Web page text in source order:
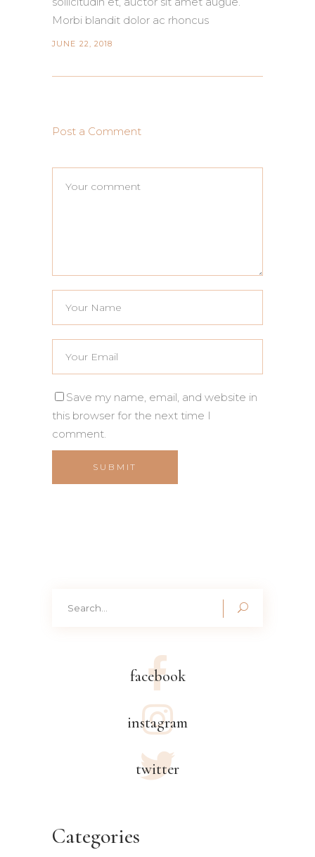
Morbi blandit dolor ac rhoncus
JUNE 22, 2018
Post a Comment
Save my name, email, and website in
this browser for the next time I
comment.
facebook
instagram
twitter
Categories